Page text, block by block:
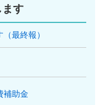
ます
最終報）
補助金